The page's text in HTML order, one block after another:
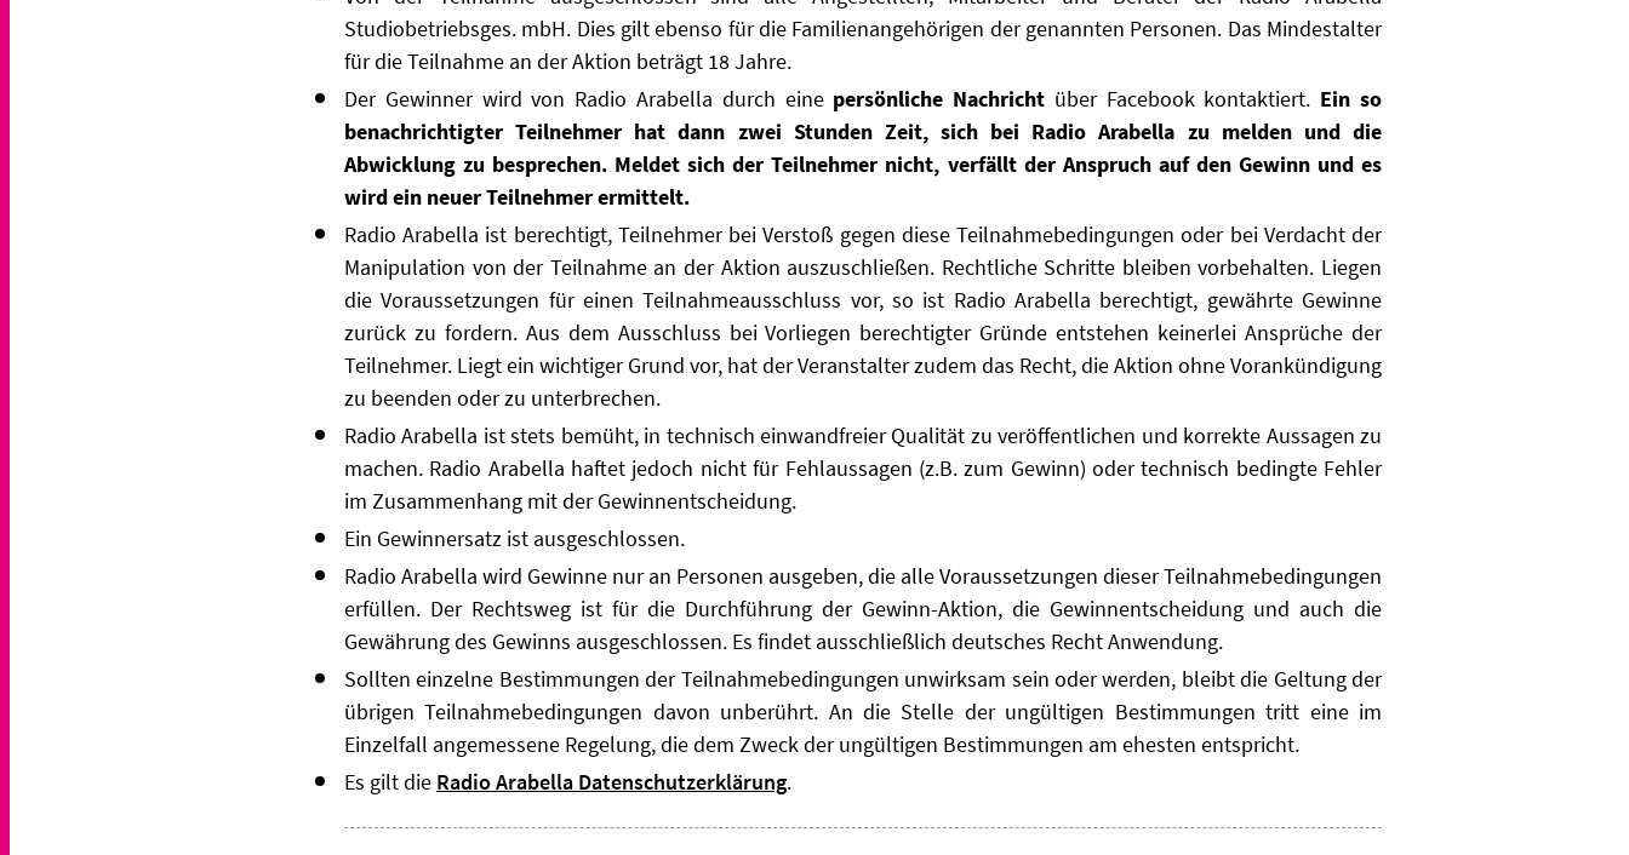
Studiobetriebsges. mbH. Dies gilt ebenso für die Familienangehörigen der genannten Personen. Das Mindestalter
für die Teilnahme an der Aktion beträgt 18 Jahre.
Der Gewinner wird von Radio Arabella durch eine persönliche Nachricht über Facebook kontaktiert. Ein so
benachrichtigter Teilnehmer hat dann zwei Stunden Zeit, sich bei Radio Arabella zu melden und die
Abwicklung zu besprechen. Meldet sich der Teilnehmer nicht, verfällt der Anspruch auf den Gewinn und es
wird ein neuer Teilnehmer ermittelt.
Radio Arabella ist berechtigt, Teilnehmer bei Verstoß gegen diese Teilnahmebedingungen oder bei Verdacht der
Manipulation von der Teilnahme an der Aktion auszuschließen. Rechtliche Schritte bleiben vorbehalten. Liegen
die Voraussetzungen für einen Teilnahmeausschluss vor, so ist Radio Arabella berechtigt, gewährte Gewinne
zurück zu fordern. Aus dem Ausschluss bei Vorliegen berechtigter Gründe entstehen keinerlei Ansprüche der
Teilnehmer. Liegt ein wichtiger Grund vor, hat der Veranstalter zudem das Recht, die Aktion ohne Vorankündigung
zu beenden oder zu unterbrechen.
Radio Arabella ist stets bemüht, in technisch einwandfreier Qualität zu veröffentlichen und korrekte Aussagen zu
machen. Radio Arabella haftet jedoch nicht für Fehlaussagen (z.B. zum Gewinn) oder technisch bedingte Fehler
im Zusammenhang mit der Gewinnentscheidung.
Ein Gewinnersatz ist ausgeschlossen.
Radio Arabella wird Gewinne nur an Personen ausgeben, die alle Voraussetzungen dieser Teilnahmebedingungen
erfüllen. Der Rechtsweg ist für die Durchführung der Gewinn-Aktion, die Gewinnentscheidung und auch die
Gewährung des Gewinns ausgeschlossen. Es findet ausschließlich deutsches Recht Anwendung.
Sollten einzelne Bestimmungen der Teilnahmebedingungen unwirksam sein oder werden, bleibt die Geltung der
übrigen Teilnahmebedingungen davon unberührt. An die Stelle der ungültigen Bestimmungen tritt eine im
Einzelfall angemessene Regelung, die dem Zweck der ungültigen Bestimmungen am ehesten entspricht.
Es gilt die Radio Arabella Datenschutzerklärung.